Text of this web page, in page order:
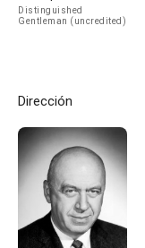
Distinguished
Gentleman (uncredited)
Dirección